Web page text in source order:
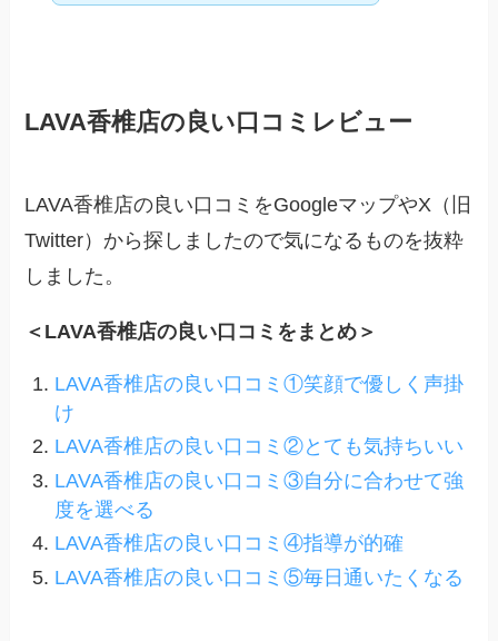
LAVA香椎店の良い口コミレビュー
LAVA香椎店の良い口コミをGoogleマップやX（旧
Twitter）から探しましたので気になるものを抜粋
しました。
＜LAVA香椎店の良い口コミをまとめ＞
LAVA香椎店の良い口コミ①笑顔で優しく声掛
け
LAVA香椎店の良い口コミ②とても気持ちいい
LAVA香椎店の良い口コミ③自分に合わせて強
度を選べる
LAVA香椎店の良い口コミ④指導が的確
LAVA香椎店の良い口コミ⑤毎日通いたくなる